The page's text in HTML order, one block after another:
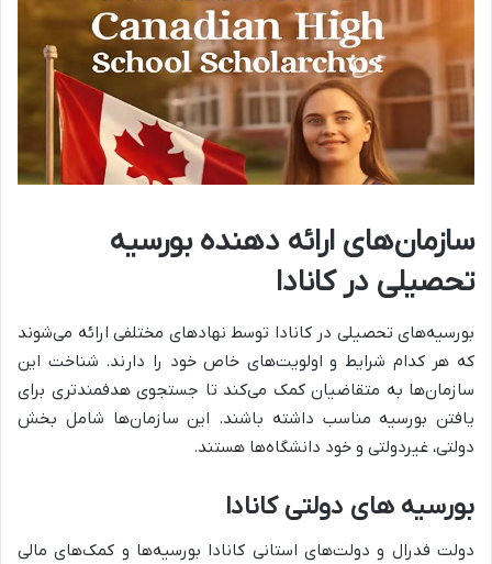
سازمان‌های ارائه دهنده‏ بورسیه
تحصیلی در کانادا
بورسیه‌های تحصیلی در کانادا توسط نهادهای مختلفی ارائه می‌شوند
که هر کدام شرایط و اولویت‌های خاص خود را دارند. شناخت این
سازمان‌ها به متقاضیان کمک می‌کند تا جستجوی هدفمندتری برای
یافتن بورسیه مناسب داشته باشند. این سازمان‌ها شامل بخش
دولتی، غیردولتی و خود دانشگاه‌ها هستند.
بورسیه های دولتی کانادا
دولت فدرال و دولت‌های استانی کانادا بورسیه‌ها و کمک‌های مالی